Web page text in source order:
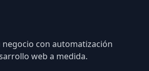
con automatización
web a medida.